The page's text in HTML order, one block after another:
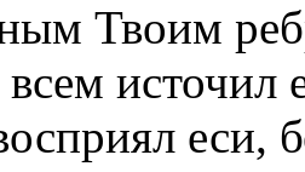
Твоим
всем
еси,